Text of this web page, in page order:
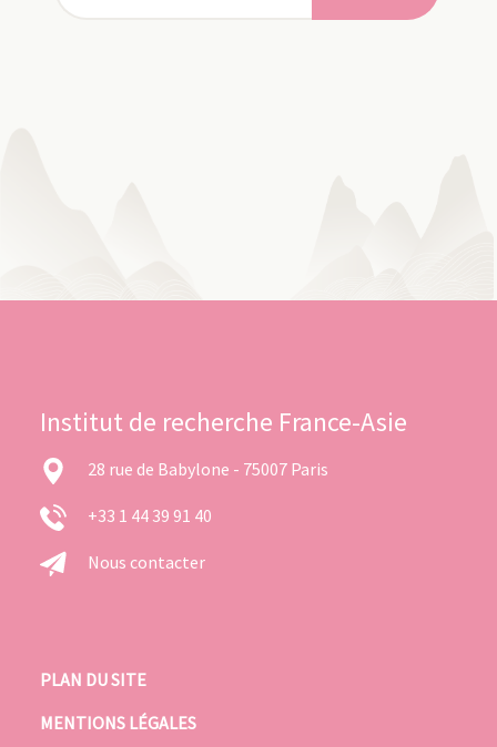
Institut de recherche France-Asie
28 rue de Babylone - 75007 Paris
+33 1 44 39 91 40
Nous contacter
PLAN DU SITE
MENTIONS LÉGALES